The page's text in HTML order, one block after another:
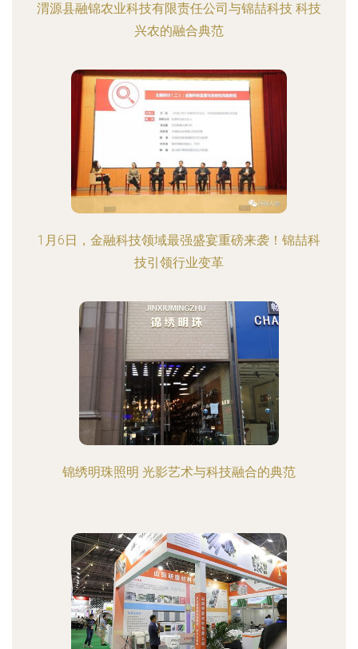
渭源县融锦农业科技有限责任公司与锦喆科技 科技
兴农的融合典范
1月6日，金融科技领域最强盛宴重磅来袭！锦喆科
技引领行业变革
锦绣明珠照明 光影艺术与科技融合的典范